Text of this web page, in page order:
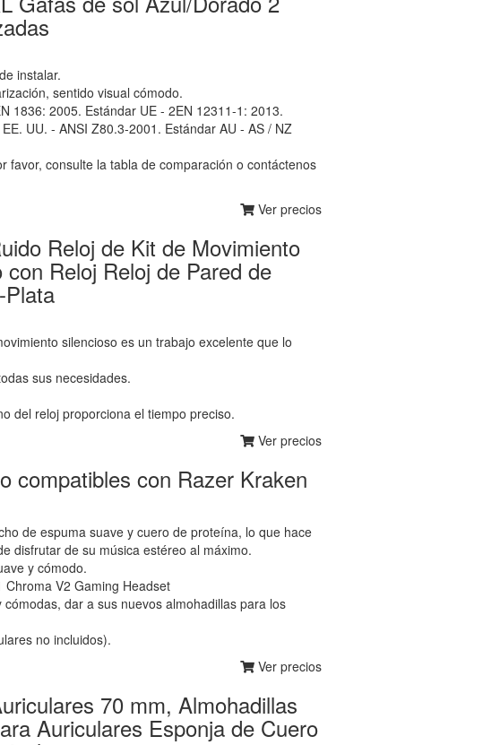
instalar.
sentido visual cómodo.
1836: 2005. Estándar UE - 2EN 12311-1: 2013.
UU. - ANSI Z80.3-2001. Estándar AU - AS / NZ
favor, consulte la tabla de comparación o contáctenos
Ver precios
Reloj de Kit de Movimiento
Reloj Reloj de Pared de
silencioso es un trabajo excelente que lo
sus necesidades.
del reloj proporciona el tiempo preciso.
Ver precios
compatibles con Razer Kraken
de espuma suave y cuero de proteína, lo que hace
disfrutar de su música estéreo al máximo.
y cómodo.
V2 Gaming Headset
dar a sus nuevos almohadillas para los
no incluidos).
Ver precios
70 mm, Almohadillas
Auriculares Esponja de Cuero